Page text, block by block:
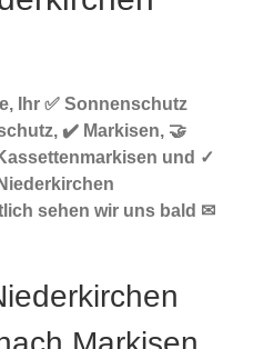
Ihr ✅ Sonnenschutz
✔️ Markisen, 🤝
und ✓
sehen wir uns bald ✉